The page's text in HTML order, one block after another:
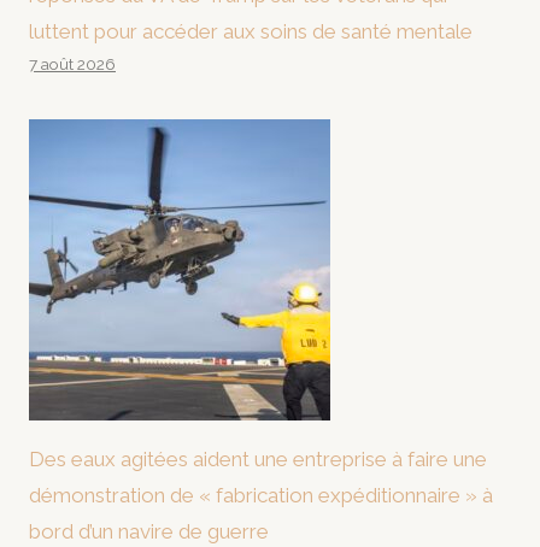
luttent pour accéder aux soins de santé mentale
7 août 2026
Des eaux agitées aident une entreprise à faire une
démonstration de « fabrication expéditionnaire » à
bord d’un navire de guerre